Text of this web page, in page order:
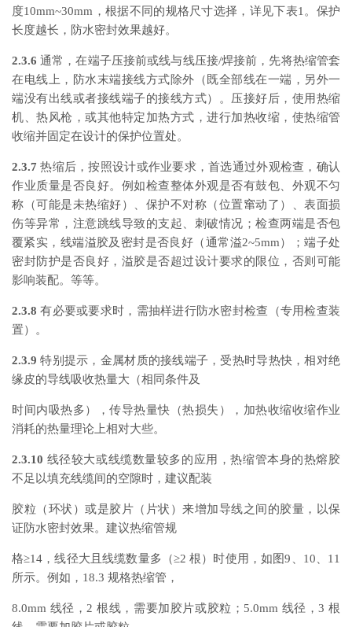
度10mm~30mm，根据不同的规格尺寸选择，详见下表1。保护
长度越长，防水密封效果越好。
2.3.6通常，在端子压接前或线与线压接/焊接前，先将热缩管套
在电线上，防水末端接线方式除外（既全部线在一端，另外一
端没有出线或者接线端子的接线方式）。压接好后，使用热缩
机、热风枪，或其他特定加热方式，进行加热收缩，使热缩管
收缩并固定在设计的保护位置处。
2.3.7 热缩后，按照设计或作业要求，首选通过外观检查，确认
作业质量是否良好。例如检查整体外观是否有鼓包、外观不匀
称（可能是未热缩好）、保护不对称（位置窜动了）、表面损
伤等异常，注意跳线导致的支起、刺破情况；检查两端是否包
覆紧实，线端溢胶及密封是否良好（通常溢2~5mm）；端子处
密封防护是否良好，溢胶是否超过设计要求的限位，否则可能
影响装配。等等。
2.3.8有必要或要求时，需抽样进行防水密封检查（专用检查装
置）。
2.3.9特别提示，金属材质的接线端子，受热时导热快，相对绝
缘皮的导线吸收热量大（相同条件及
时间内吸热多），传导热量快（热损失），加热收缩收缩作业
消耗的热量理论上相对大些。
2.3.10 线径较大或线缆数量较多的应用，热缩管本身的热熔胶
不足以填充线缆间的空隙时，建议配装
胶粒（环状）或是胶片（片状）来增加导线之间的胶量，以保
证防水密封效果。建议热缩管规
格≥14，线径大且线缆数量多（≥2 根）时使用，如图9、10、11
所示。例如，18.3 规格热缩管，
8.0mm 线径，2 根线，需要加胶片或胶粒；5.0mm 线径，3 根